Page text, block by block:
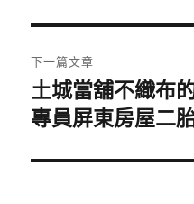
覽
文
章:
下一篇文章
下
一
文
土城當舖不織布
專員屏東房屋二